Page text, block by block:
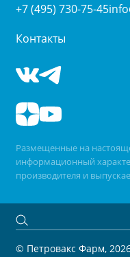
+7 (495) 730-75-45
Контакты
Размещенные на
информационный
производителя и
© Петровакс Фарм,